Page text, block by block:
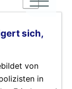
|
|
sich,
von
in